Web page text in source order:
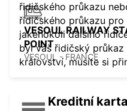
VESOUL RAILWAY
POINT
VESOUL - FRANCE
řidičského průkazu
řidičského průkazu
jakéhokoli dalšího
byl váš řidičský průkaz
království, musíte si
Kreditní